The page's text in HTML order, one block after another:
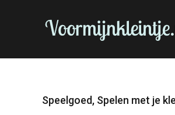
Speelgoed, Spelen met je